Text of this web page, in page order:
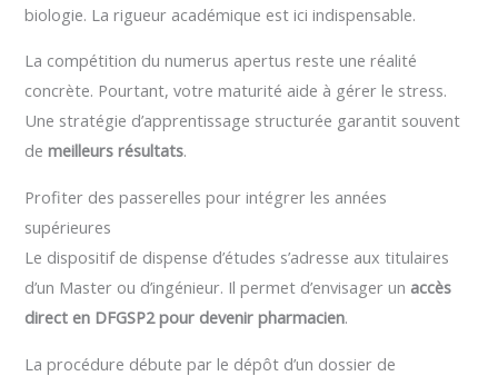
biologie. La rigueur académique est ici indispensable.
La compétition du numerus apertus reste une réalité
concrète. Pourtant, votre maturité aide à gérer le stress.
Une stratégie d’apprentissage structurée garantit souvent
demeilleurs résultats.
Profiter des passerelles pour intégrer les années
supérieures
Le dispositif de dispense d’études s’adresse aux titulaires
d’un Master ou d’ingénieur. Il permet d’envisager un accès
direct en DFGSP2 pour devenir pharmacien.
La procédure débute par le dépôt d’un dossier de